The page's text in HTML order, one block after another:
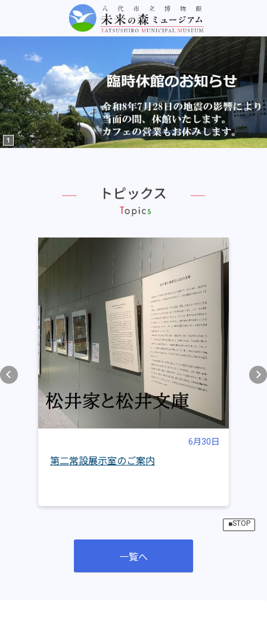
6月30日
第二常設展示室のご案内
■STOP
一覧へ